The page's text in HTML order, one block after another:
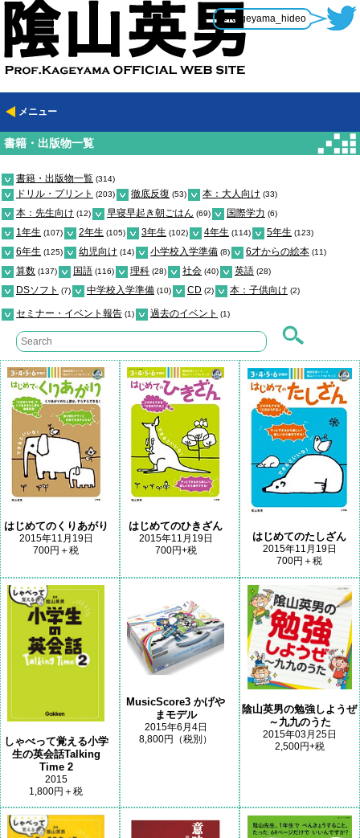
@Kageyama_hideo
メニュー
書籍・出版物一覧
書籍・出版物一覧 (314)
ドリル・プリント (203) 徹底反復 (53) 本：大人向け (33)
本：先生向け (12) 早寝早起き朝ごはん (69) 国際学力 (6)
1年生 (107) 2年生 (105) 3年生 (102) 4年生 (114) 5年生 (123)
6年生 (125) 幼児向け (14) 小学校入学準備 (8) 6才からの絵本 (11)
算数 (137) 国語 (116) 理科 (28) 社会 (40) 英語 (28)
DSソフト (7) 中学校入学準備 (10) CD (2) 本：子供向け (2)
セミナー・イベント報告 (1) 過去のイベント (1)
はじめてのくりあがり
2015年11月19日
700円＋税
はじめてのひきざん
2015年11月19日
700円+税
はじめてのたしざん
2015年11月19日
700円＋税
しゃべって覚える小学
生の英会話Talking
Time 2
2015
1,800円＋税
MusicScore3 かげや
まモデル
2015年6月4日
8,800円（税別）
陰山英男の勉強しようぜ
～九九のうた
2015年03月25日
2,500円+税